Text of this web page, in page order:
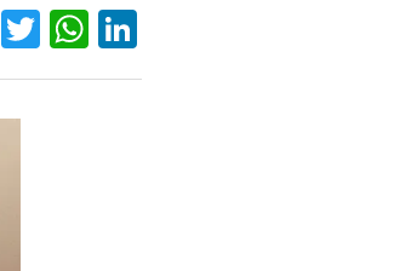
Facebook
TwitterWhatsApp